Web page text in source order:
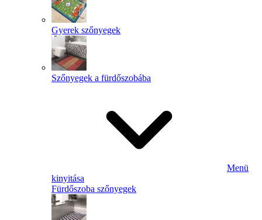
Gyerek szőnyegek
Szőnyegek a fürdőszobába
Menü
kinyitása
Fürdőszoba szőnyegek